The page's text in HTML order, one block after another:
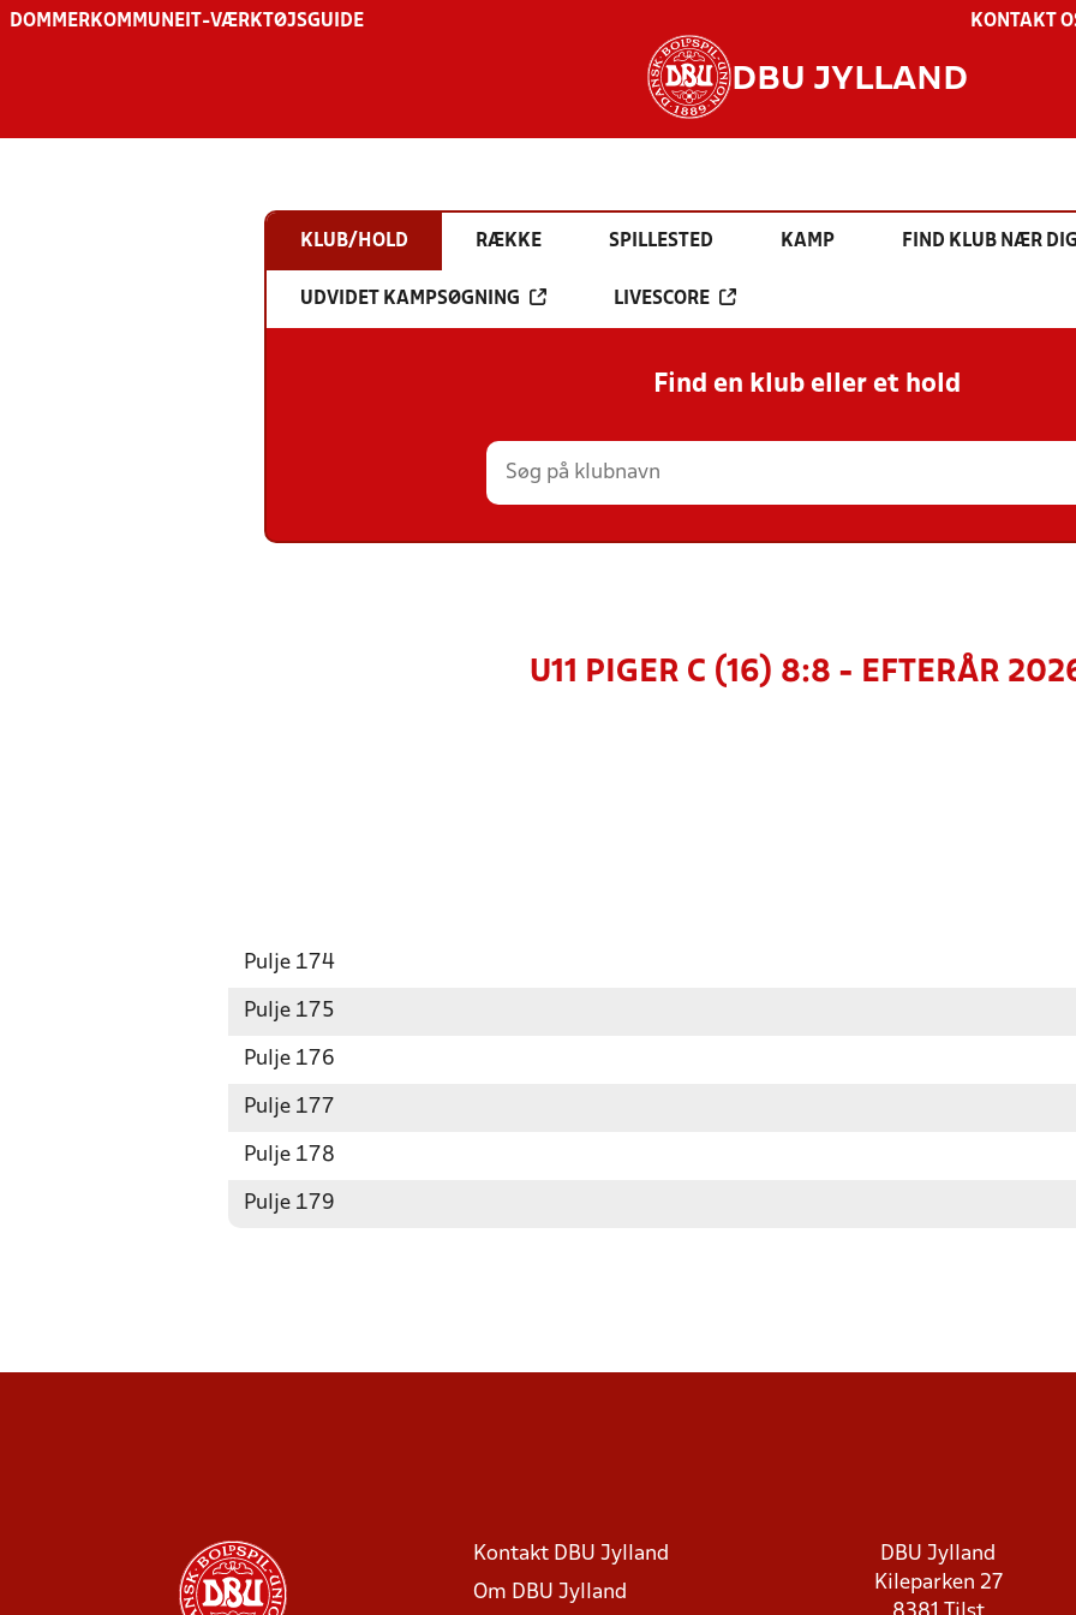
DOMMER KOMMUNE IT-VÆRKTØJSGUIDE KONTAKT
DBU JYLLAND
KLUB/HOLD RÆKKE SPILLESTED KAMP FIND KLUB NÆR
UDVIDET KAMPSØGNING LIVESCORE
Find en klub eller et hold
U11 PIGER C (16) 8:8 - EFTERÅR
Pulje 174
Pulje 175
Pulje 176
Pulje 177
Pulje 178
Pulje 179
Kontakt DBU Jylland
Om DBU Jylland
DBU Jylland
Kileparken 27